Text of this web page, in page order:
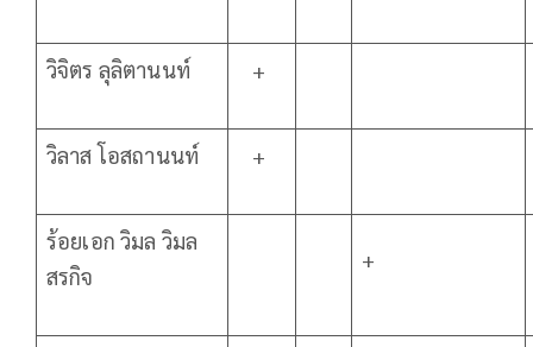
วิจิตร ลุลิตานนท์ +
วิลาส โอสถานนท์ +
ร้อยเอก วิมล วิมล
สรกิจ
+